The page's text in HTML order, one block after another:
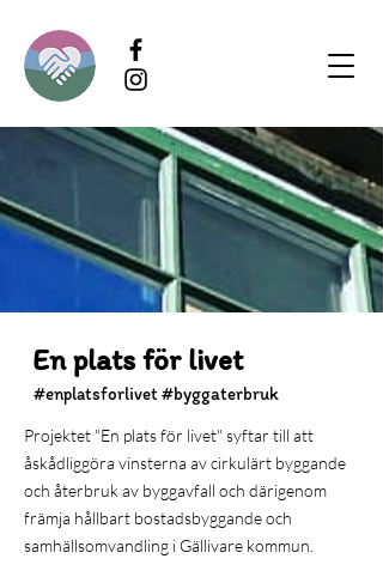
En plats för livet
#enplatsforlivet #byggaterbruk
Projektet "En plats för livet" syftar till att
åskådliggöra vinsterna av cirkulärt byggande
och återbruk av byggavfall och därigenom
främja hållbart bostadsbyggande och
samhällsomvandling i Gällivare kommun.